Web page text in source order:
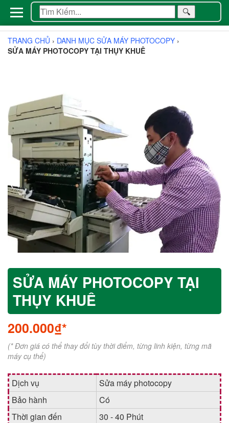
🔍
TRANG CHỦ › DANH MỤC SỬA MÁY PHOTOCOPY ›
SỬA MÁY PHOTOCOPY TẠI THỤY KHUÊ
SỬA MÁY PHOTOCOPY TẠI
THỤY KHUÊ
200.000₫*
(* Đơn giá có thể thay đổi tùy thời điểm, từng linh kiện, từng mã
máy cụ thể)
Dịch vụ
Sửa máy photocopy
Bảo hành
Có
Thời gian đến
30 - 40 Phút